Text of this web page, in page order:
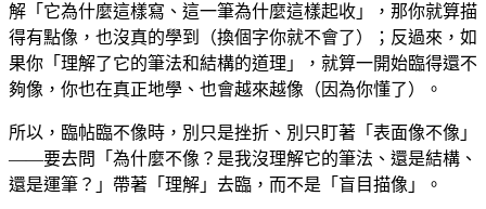
解「它為什麼這樣寫、這一筆為什麼這樣起收」，那你就算描
得有點像，也沒真的學到（換個字你就不會了）；反過來，如
果你「理解了它的筆法和結構的道理」，就算一開始臨得還不
夠像，你也在真正地學、也會越來越像（因為你懂了）。
所以，臨帖臨不像時，別只是挫折、別只盯著「表面像不像」
——要去問「為什麼不像？是我沒理解它的筆法、還是結構、
還是運筆？」帶著「理解」去臨，而不是「盲目描像」。